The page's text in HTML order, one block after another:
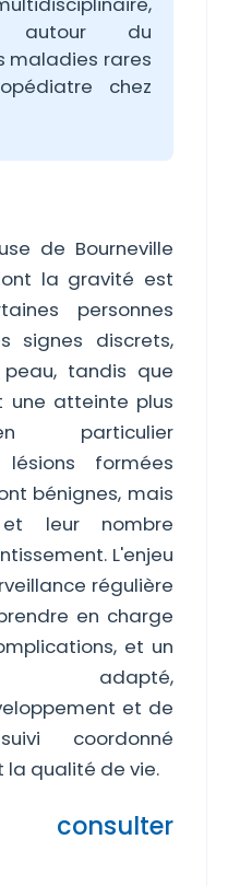
autour du
maladies rares
chez
de Bourneville
la gravité est
personnes
signes discrets,
tandis que
une atteinte plus
particulier
lésions formées
bénignes, mais
leur nombre
L'enjeu
régulière
en charge
et un
adapté,
et de
coordonné
qualité de vie.